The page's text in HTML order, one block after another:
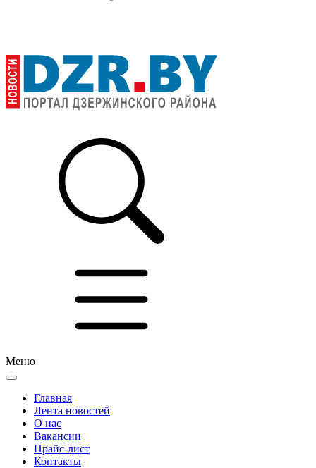
Меню
Главная
Лента новостей
О нас
Вакансии
Прайс-лист
Контакты